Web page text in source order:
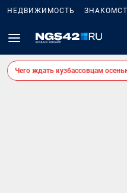
НЕДВИЖИМОСТЬ
Чего ждать кузбассовцам